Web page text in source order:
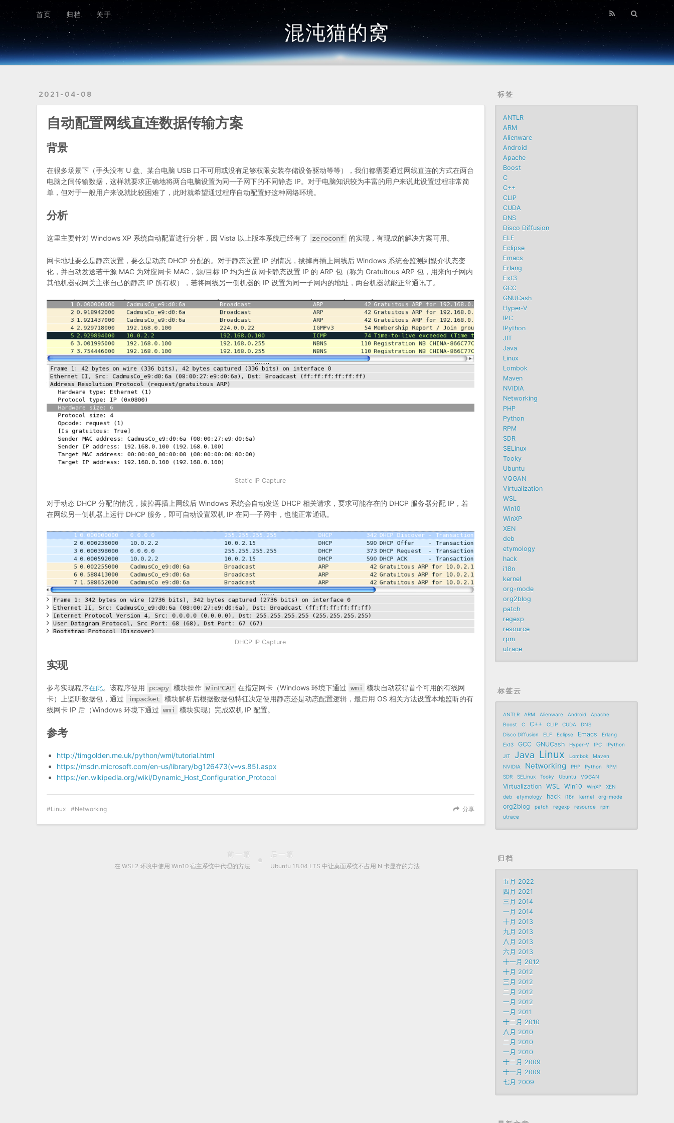
混沌猫的窝
首页 归档 关于
2021-04-08
自动配置网线直连数据传输方案
背景
在很多场景下（手头没有 U 盘、某台电脑 USB 口不可用或没有足够权限安装存储设备驱动等等），我们都需要通过网线直连的方式在两台
电脑之间传输数据，这样就要求正确地将两台电脑设置为同一子网下的不同静态 IP。对于电脑知识较为丰富的用户来说此设置过程非常简
单，但对于一般用户来说就比较困难了，此时就希望通过程序自动配置好这种网络环境。
分析
这里主要针对 Windows XP 系统自动配置进行分析，因 Vista 以上版本系统已经有了 zeroconf 的实现，有现成的解决方案可用。
网卡地址要么是静态设置，要么是动态 DHCP 分配的。对于静态设置 IP 的情况，拔掉再插上网线后 Windows 系统会监测到媒介状态变
化，并自动发送若干源 MAC 为对应网卡 MAC，源/目标 IP 均为当前网卡静态设置 IP 的 ARP 包（称为 Gratuitous ARP 包，用来向子网内
其他机器或网关主张自己的静态 IP 所有权），若将网线另一侧机器的 IP 设置为同一子网内的地址，两台机器就能正常通讯了。
Static IP Capture
对于动态 DHCP 分配的情况，拔掉再插上网线后 Windows 系统会自动发送 DHCP 相关请求，要求可能存在的 DHCP 服务器分配 IP，若
在网线另一侧机器上运行 DHCP 服务，即可自动设置双机 IP 在同一子网中，也能正常通讯。
DHCP IP Capture
实现
参考实现程序在此。该程序使用 pcapy 模块操作 WinPCAP 在指定网卡（Windows 环境下通过 wmi 模块自动获得首个可用的有线网
卡）上监听数据包，通过 impacket 模块解析后根据数据包特征决定使用静态还是动态配置逻辑，最后用 OS 相关方法设置本地监听的有
线网卡 IP 后（Windows 环境下通过 wmi 模块实现）完成双机 IP 配置。
参考
http://timgolden.me.uk/python/wmi/tutorial.html
https://msdn.microsoft.com/en-us/library/bg126473(v=vs.85).aspx
https://en.wikipedia.org/wiki/Dynamic_Host_Configuration_Protocol
分享
Linux Networking
前一篇
在 WSL2 环境中使用 Win10 宿主系统中代理的方法
后一篇
Ubuntu 18.04 LTS 中让桌面系统不占用 N 卡显存的方法
标签
ANTLR
ARM
Alienware
Android
Apache
Boost
C
C++
CLIP
CUDA
DNS
Disco Diffusion
ELF
Eclipse
Emacs
Erlang
Ext3
GCC
GNUCash
Hyper-V
IPC
IPython
JIT
Java
Linux
Lombok
Maven
NVIDIA
Networking
PHP
Python
RPM
SDR
SELinux
Tooky
Ubuntu
VQGAN
Virtualization
WSL
Win10
WinXP
XEN
deb
etymology
hack
i18n
kernel
org-mode
org2blog
patch
regexp
resource
rpm
utrace
标签云
ANTLR ARM Alienware Android
Apache
Boost
C C++ CLIP CUDA
DNS
Disco Diffusion
ELF Eclipse Emacs
Erlang
Ext3
GCC GNUCash Hyper-V IPC
IPython
JIT
Java Linux Lombok
Maven
NVIDIA
Networking PHP Python
RPM
SDR
SELinux Tooky Ubuntu VQGAN
Virtualization WSL Win10 WinXP
XEN
deb
etymology hack i18n kernel org-mode
org2blog patch regexp resource
rpm
utrace
归档
五月 2022
四月 2021
三月 2014
一月 2014
十月 2013
九月 2013
八月 2013
六月 2013
十一月 2012
十月 2012
三月 2012
二月 2012
一月 2012
一月 2011
十二月 2010
八月 2010
二月 2010
一月 2010
十二月 2009
十一月 2009
七月 2009
归档 关于